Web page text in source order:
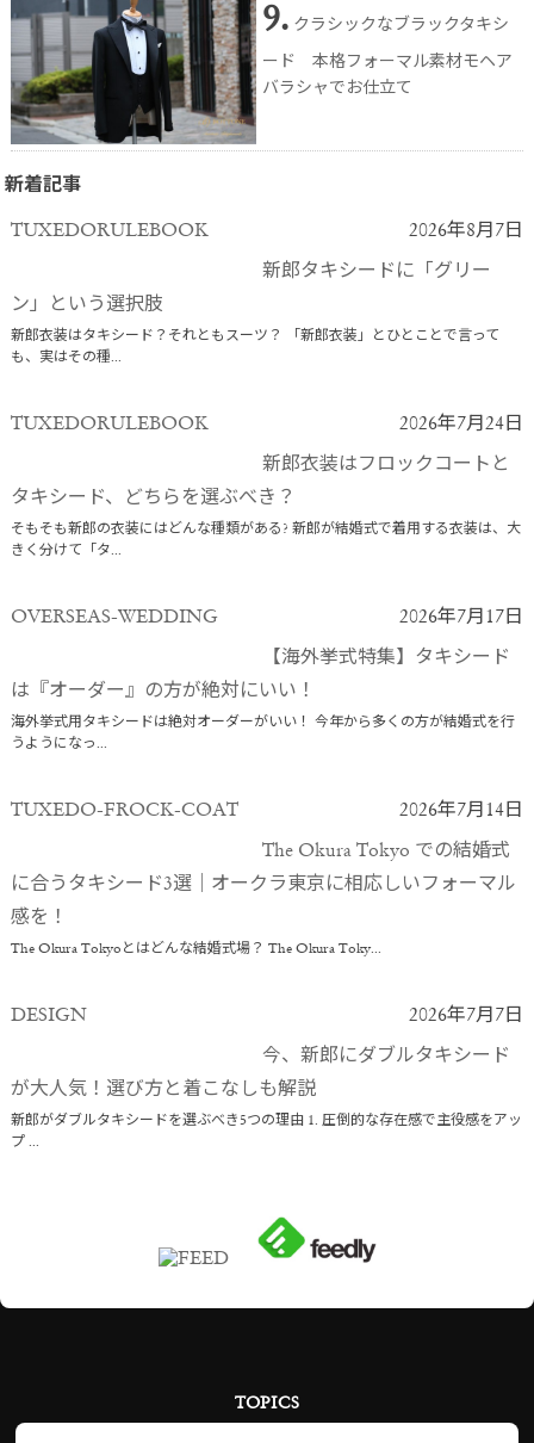
9. クラシックなブラックタキシ
ード 本格フォーマル素材モヘア
バラシャでお仕立て
新着記事
TUXEDORULEBOOK 2026年8月7日
新郎タキシードに「グリー
ン」という選択肢
新郎衣装はタキシード？それともスーツ？ 「新郎衣装」とひとことで言って
も、実はその種...
TUXEDORULEBOOK 2026年7月24日
新郎衣装はフロックコートと
タキシード、どちらを選ぶべき？
そもそも新郎の衣装にはどんな種類がある? 新郎が結婚式で着用する衣装は、大
きく分けて「タ...
OVERSEAS-WEDDING 2026年7月17日
【海外挙式特集】タキシード
は『オーダー』の方が絶対にいい！
海外挙式用タキシードは絶対オーダーがいい！ 今年から多くの方が結婚式を行
うようになっ...
TUXEDO-FROCK-COAT 2026年7月14日
The Okura Tokyo での結婚式
に合うタキシード3選｜オークラ東京に相応しいフォーマル
感を！
The Okura Tokyoとはどんな結婚式場？ The Okura Toky...
DESIGN 2026年7月7日
今、新郎にダブルタキシード
が大人気！選び方と着こなしも解説
新郎がダブルタキシードを選ぶべき5つの理由 1. 圧倒的な存在感で主役感をアッ
プ ...
TOPICS